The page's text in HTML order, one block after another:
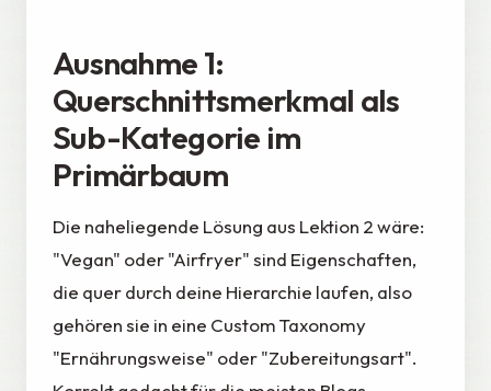
Ausnahme 1:
Querschnittsmerkmal als
Sub-Kategorie im
Primärbaum
Die naheliegende Lösung aus Lektion 2 wäre:
"Vegan" oder "Airfryer" sind Eigenschaften,
die quer durch deine Hierarchie laufen, also
gehören sie in eine Custom Taxonomy
"Ernährungsweise" oder "Zubereitungsart".